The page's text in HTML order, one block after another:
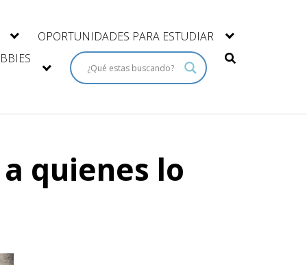
OPORTUNIDADES PARA ESTUDIAR
quienes lo